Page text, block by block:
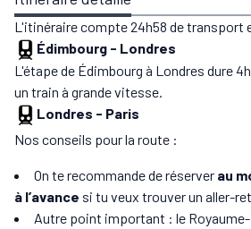
L'itinéraire compte 24h58 de transport
Édimbourg - Londres
L'étape de Édimbourg à Londres dure
un train à grande vitesse.
Londres - Paris
Nos conseils pour la route :
On te recommande de réserver au
à l’avance si tu veux trouver un aller-
Autre point important : le